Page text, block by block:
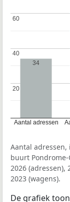
Aantal adressen
20
20
40
40
60
60
34
Aantal
buurt
2026 (adressen),
2023 (wagens).
De grafiek